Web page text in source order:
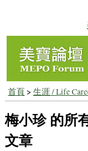
首頁> 生涯 / Life
梅小珍 的所
文章